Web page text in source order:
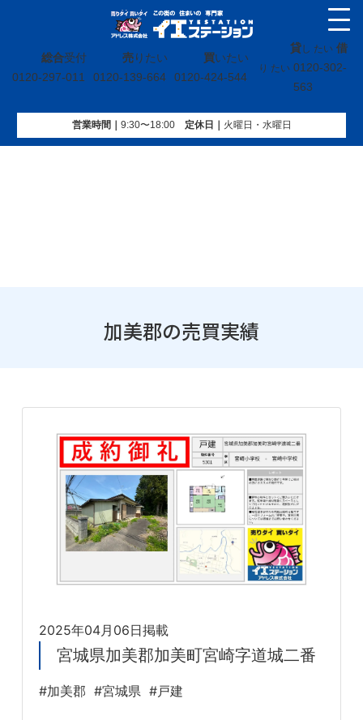
総合受付
0120-297-011
売りたい
0120-139-664
買いたい
0120-424-544
貸し たい 借
り たい 0120-302-
563
営業時間｜ 9:30〜18:00定休⽇｜ 火曜⽇・水曜⽇
イエステーション»売買実績»宮城県»加美郡
加美郡の売買実績
2025年04月06日掲載
宮城県加美郡加美町宮崎字道城二番
#加美郡 #宮城県 #戸建